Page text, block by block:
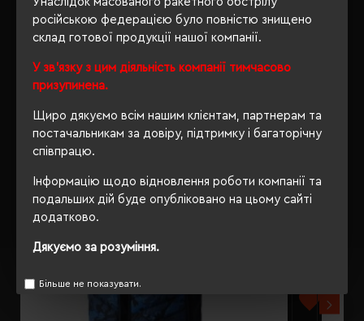
російською федерацією було повністю знищено
склад готової продукції нашої компанії.
У зв'язку з цим діяльність компанії тимчасово
призупинена.
Щиро дякуємо всім нашим клієнтам, партнерам та
постачальникам за довіру, підтримку і багаторічну
співпрацю.
Інформацію щодо відновлення роботи компанії та
подальших дій буде опубліковано на цьому сайті
додатково.
Дякуємо за розуміння.
Більше не показувати.
РЕКОМЕНДУЄМО